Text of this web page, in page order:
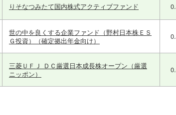
りそなつみたて国内株式アクティブファンド
世の中を良くする企業ファンド（野村日本株ＥＳ
Ｇ投資）（確定拠出年金向け）
三菱ＵＦＪ ＤＣ厳選日本成長株オープン（厳選
ニッポン）